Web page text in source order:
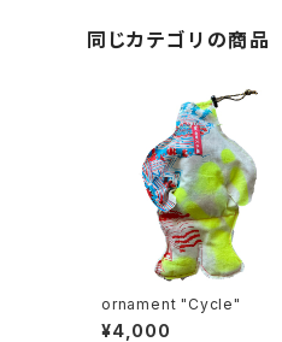
同じカテゴリの商品
ornament "Cycle"
¥4,000